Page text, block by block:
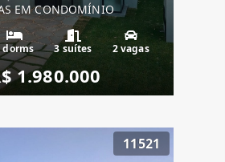
EM CONDOMÍNIO
dorms 3 suítes 2 vagas
1.980.000
11521